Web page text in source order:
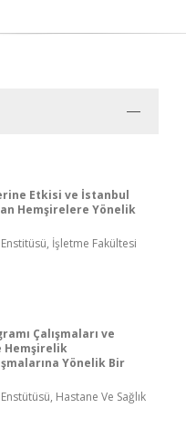
Etkisi ve İstanbul
Hemşirelere Yönelik
İşletme Fakültesi
Çalışmaları ve
Hemşirelik
Yönelik Bir
Hastane Ve Sağlık